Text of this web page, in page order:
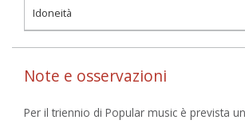
Idoneità
Note e osservazioni
Per il triennio di Popular music è prevista